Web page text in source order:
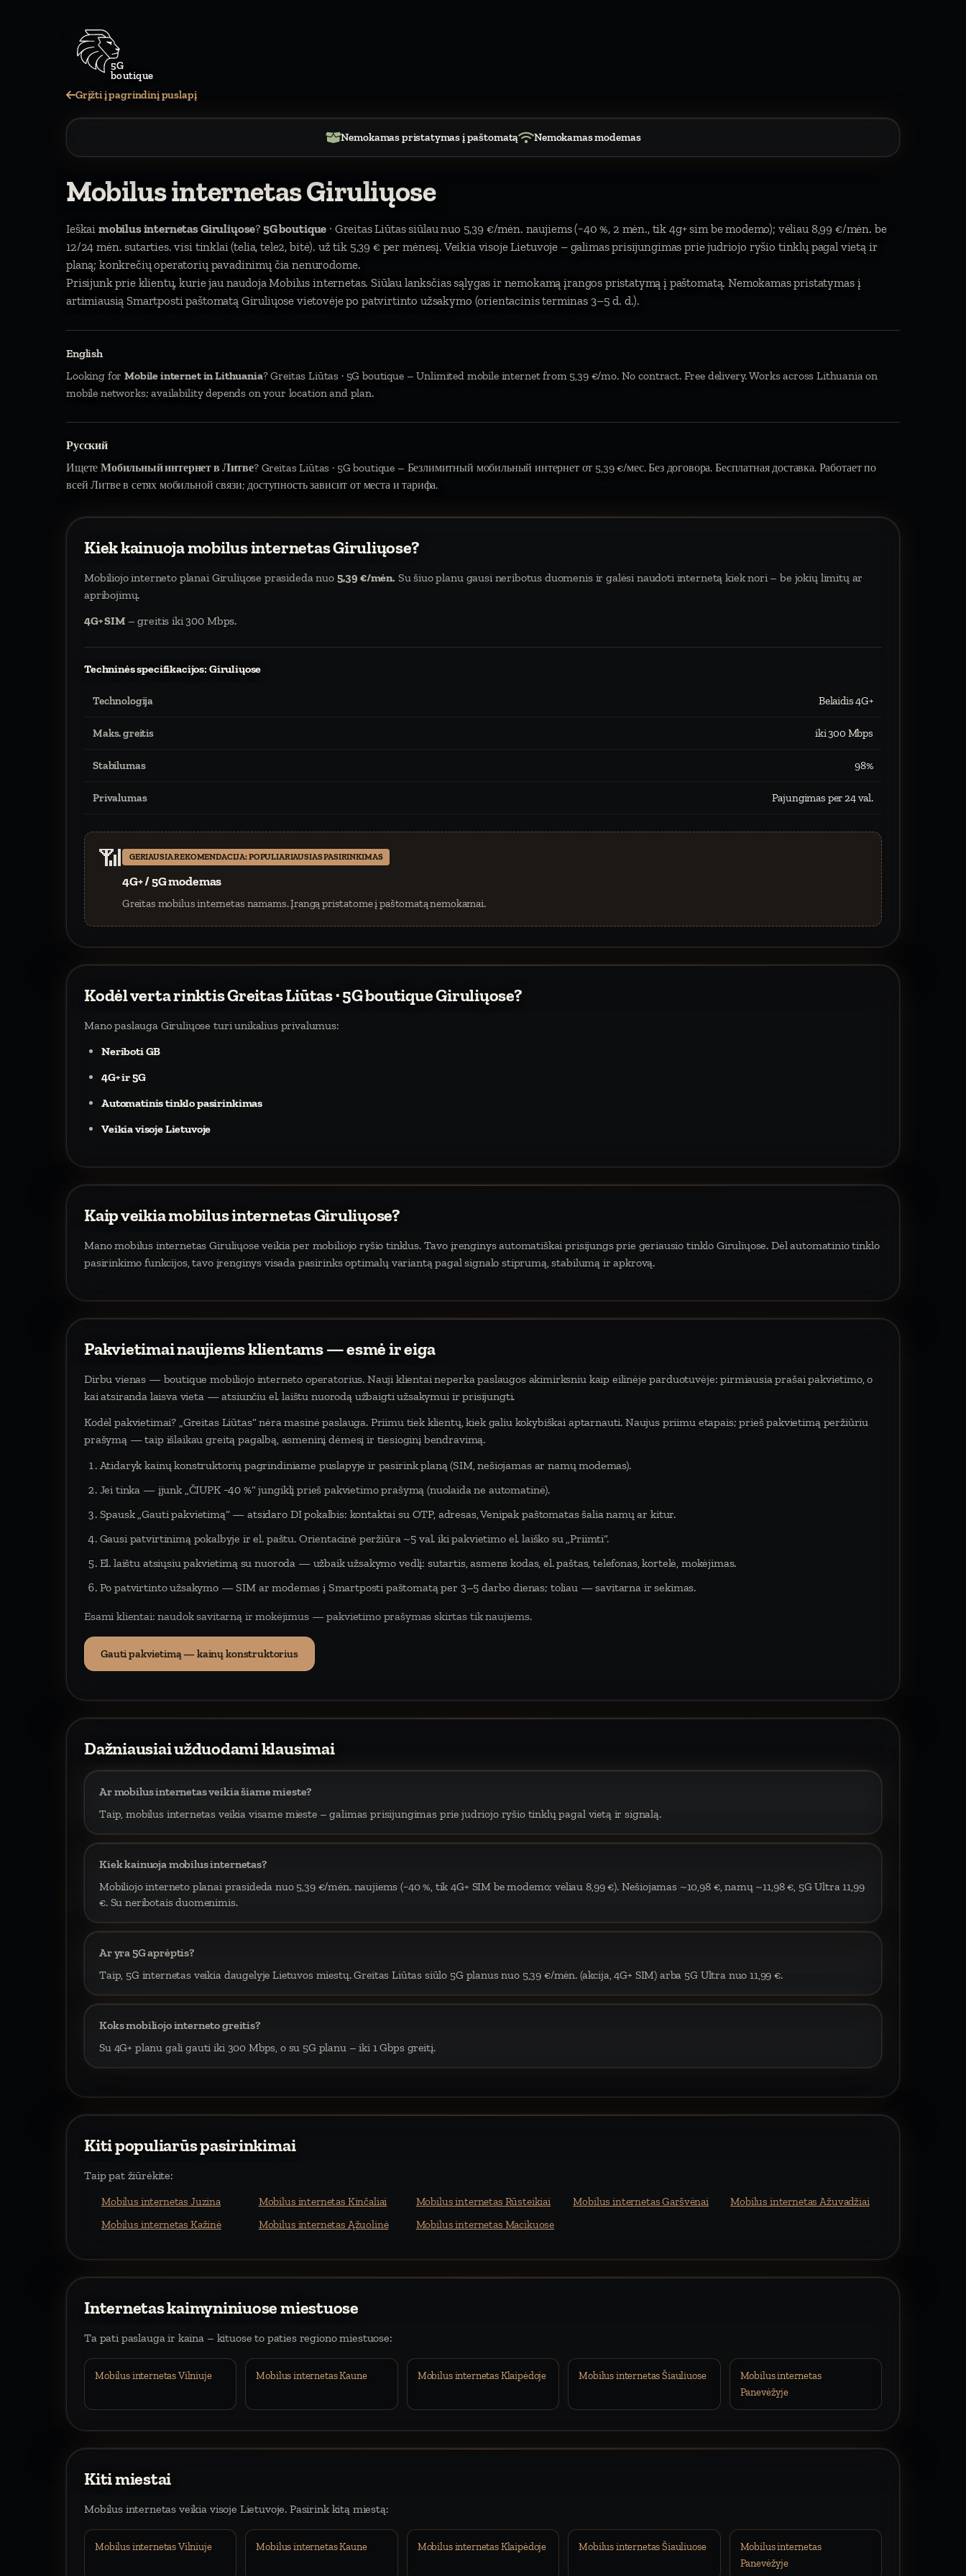
5G
boutique
Grįžti į pagrindinį puslapį
Nemokamas pristatymas į paštomatą Nemokamas modemas
Mobilus internetas Giruliųose
Ieškai mobilus internetas Giruliųose? 5G boutique · Greitas Liūtas siūlau nuo 5,39 €/mėn. naujiems (−40 %, 2 mėn., tik 4g+ sim be modemo); vėliau 8,99 €/mėn. be
12/24 mėn. sutarties. visi tinklai (telia, tele2, bitė). už tik 5,39 € per mėnesį. Veikia visoje Lietuvoje – galimas prisijungimas prie judriojo ryšio tinklų pagal vietą ir
planą; konkrečių operatorių pavadinimų čia nenurodome.
Prisijunk prie klientų, kurie jau naudoja Mobilus internetas. Siūlau lanksčias sąlygas ir nemokamą įrangos pristatymą į paštomatą. Nemokamas pristatymas į
artimiausią Smartposti paštomatą Giruliųose vietovėje po patvirtinto užsakymo (orientacinis terminas 3–5 d. d.).
English
Looking forMobile internet in Lithuania? Greitas Liūtas · 5G boutique – Unlimited mobile internet from 5,39 €/mo. No contract. Free delivery. Works across Lithuania on
mobile networks; availability depends on your location and plan.
Русский
ИщетеМобильный интернет в Литве? Greitas Liūtas · 5G boutique – Безлимитный мобильный интернет от 5,39 €/мес. Без договора. Бесплатная доставка. Работает по
всей Литве в сетях мобильной связи; доступность зависит от места и тарифа.
Kiek kainuoja mobilus internetas Giruliųose?
Mobiliojo interneto planai Giruliųose prasideda nuo 5,39 €/mėn. Su šiuo planu gausi neribotus duomenis ir galėsi naudoti internetą kiek nori – be jokių limitų ar
apribojimų.
4G+ SIM– greitis iki 300 Mbps.
Techninės specifikacijos: Giruliųose
Technologija Belaidis 4G+
Maks. greitis iki 300 Mbps
Stabilumas 98%
Privalumas Pajungimas per 24 val.
📶 GERIAUSIA REKOMENDACIJA: POPULIARIAUSIAS PASIRINKIMAS
4G+ / 5G modemas
Greitas mobilus internetas namams. Įrangą pristatome į paštomatą nemokamai.
Kodėl verta rinktis Greitas Liūtas · 5G boutique Giruliųose?
Mano paslauga Giruliųose turi unikalius privalumus:
Neriboti GB
4G+ ir 5G
Automatinis tinklo pasirinkimas
Veikia visoje Lietuvoje
Kaip veikia mobilus internetas Giruliųose?
Mano mobilus internetas Giruliųose veikia per mobiliojo ryšio tinklus. Tavo įrenginys automatiškai prisijungs prie geriausio tinklo Giruliųose. Dėl automatinio tinklo
pasirinkimo funkcijos, tavo įrenginys visada pasirinks optimalų variantą pagal signalo stiprumą, stabilumą ir apkrovą.
Pakvietimai naujiems klientams — esmė ir eiga
Dirbu vienas — boutique mobiliojo interneto operatorius. Nauji klientai neperka paslaugos akimirksniu kaip eilinėje parduotuvėje: pirmiausia prašai pakvietimo, o
kai atsiranda laisva vieta — atsiunčiu el. laištu nuorodą užbaigti užsakymui ir prisijungti.
Kodėl pakvietimai? „Greitas Liūtas“ nėra masinė paslauga. Priimu tiek klientų, kiek galiu kokybiškai aptarnauti. Naujus priimu etapais; prieš pakvietimą peržiūriu
prašymą — taip išlaikau greitą pagalbą, asmeninį dėmesį ir tiesioginį bendravimą.
Atidaryk kainų konstruktorių pagrindiniame puslapyje ir pasirink planą (SIM, nešiojamas ar namų modemas).
Jei tinka — įjunk „ČIUPK −40 %“ jungiklį prieš pakvietimo prašymą (nuolaida ne automatinė).
Spausk „Gauti pakvietimą“ — atsidaro DI pokalbis: kontaktai su OTP, adresas, Venipak paštomatas šalia namų ar kitur.
Gausi patvirtinimą pokalbyje ir el. paštu. Orientacinė peržiūra ~5 val. iki pakvietimo el. laiško su „Priimti“.
El. laištu atsiųsiu pakvietimą su nuoroda — užbaik užsakymo vedlį: sutartis, asmens kodas, el. paštas, telefonas, kortelė, mokėjimas.
Po patvirtinto užsakymo — SIM ar modemas į Smartposti paštomatą per 3–5 darbo dienas; toliau — savitarna ir sekimas.
Esami klientai: naudok savitarną ir mokėjimus — pakvietimo prašymas skirtas tik naujiems.
Gauti pakvietimą — kainų konstruktorius
Dažniausiai užduodami klausimai
Ar mobilus internetas veikia šiame mieste?
Taip, mobilus internetas veikia visame mieste – galimas prisijungimas prie judriojo ryšio tinklų pagal vietą ir signalą.
Kiek kainuoja mobilus internetas?
Mobiliojo interneto planai prasideda nuo 5,39 €/mėn. naujiems (−40 %, tik 4G+ SIM be modemo; vėliau 8,99 €). Nešiojamas ~10,98 €, namų ~11,98 €, 5G Ultra 11,99
€. Su neribotais duomenimis.
Ar yra 5G aprėptis?
Taip, 5G internetas veikia daugelyje Lietuvos miestų. Greitas Liūtas siūlo 5G planus nuo 5,39 €/mėn. (akcija, 4G+ SIM) arba 5G Ultra nuo 11,99 €.
Koks mobiliojo interneto greitis?
Su 4G+ planu gali gauti iki 300 Mbps, o su 5G planu – iki 1 Gbps greitį.
Kiti populiarūs pasirinkimai
Taip pat žiūrėkite:
Mobilus internetas Juzina Mobilus internetas Kinčaliai Mobilus internetas Rūsteikiai Mobilus internetas Garšvėnai
Mobilus internetas Ažuvadžiai
Mobilus internetas Kažinė
Mobilus internetas Ąžuolinė Mobilus internetas Macikuose
Internetas kaimyniniuose miestuose
Ta pati paslauga ir kaina – kituose to paties regiono miestuose:
Mobilus internetas Vilniuje Mobilus internetas Kaune Mobilus internetas Klaipėdoje Mobilus internetas Šiauliuose
Mobilus internetas
Panevėžyje
Kiti miestai
Mobilus internetas veikia visoje Lietuvoje. Pasirink kitą miestą:
Mobilus internetas Vilniuje Mobilus internetas Kaune Mobilus internetas Klaipėdoje Mobilus internetas Šiauliuose
Mobilus internetas
Panevėžyje